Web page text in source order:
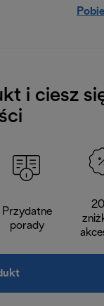
i ciesz
Przydatne
porady